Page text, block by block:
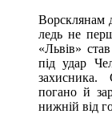
Ворсклянам
ледь не
«Львів»
під удар
захисника.
погано й
нижній від